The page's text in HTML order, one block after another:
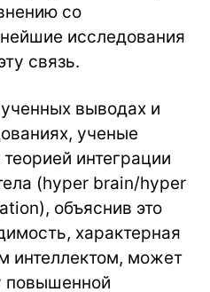
со
исследования
связь.
выводах и
ученые
интеграции
(hyper brain/hyper
объяснив это
характерная
интеллектом, может
повышенной